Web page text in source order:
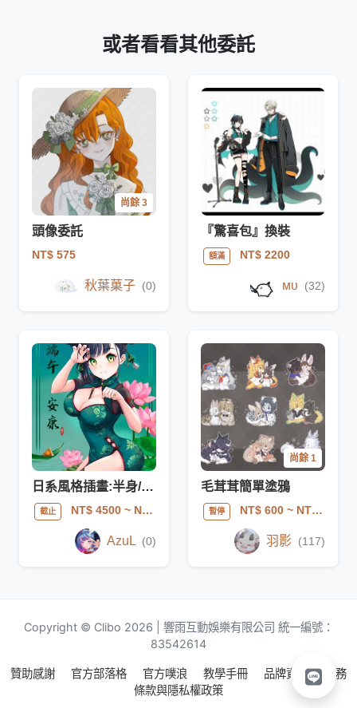
或者看看其他委託
尚餘 3
頭像委託
NT$ 575
秋葉菓子 (0)
『驚喜包』換裝
額滿 NT$ 2200
ᴍᴜ (32)
日系風格​​插畫:半身/全身
截止 NT$ 4500~ NT$ 15000
AzuL (0)
尚餘 1
毛茸茸簡單塗鴉
暫停 NT$ 600~ NT$ 1000
羽影 (117)
Copyright © Clibo 2026 | 響雨互動娛樂有限公司 統一編號：
83542614
贊助感謝 官方部落格 官方噗浪 教學手冊 品牌資源
服務
條款與隱私權政策